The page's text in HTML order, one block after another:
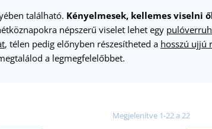
található. Kényelmesek, kellemes viselni
népszerű viselet lehet egy
, télen pedig előnyben részesítheted a hosszú ujjú
a legmegfelelőbbet.
Megjelenítve 1-22 a 22